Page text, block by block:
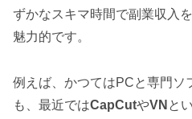
ずかなスキマ時間で副業収入
魅力的です。
例えば、かつてはPCと専門ソ
も、最近ではCapCutやVN と